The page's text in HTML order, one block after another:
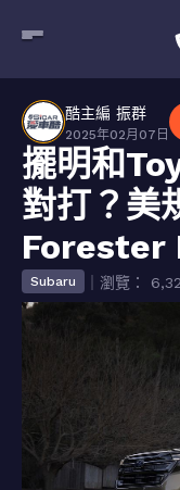
酷主編 振群
2025年02月07日
擺明和
對打？美
Forester
Subaru ｜瀏覽：